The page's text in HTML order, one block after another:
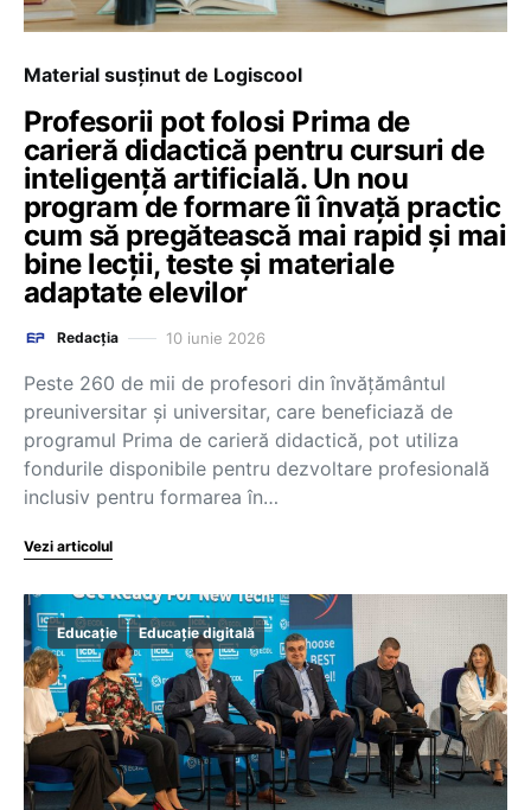
Material susținut de Logiscool
Profesorii pot folosi Prima de
carieră didactică pentru cursuri de
inteligență artificială. Un nou
program de formare îi învață practic
cum să pregătească mai rapid și mai
bine lecții, teste și materiale
adaptate elevilor
Redacția 10 iunie 2026
Peste 260 de mii de profesori din învățământul
preuniversitar și universitar, care beneficiază de
programul Prima de carieră didactică, pot utiliza
fondurile disponibile pentru dezvoltare profesională
inclusiv pentru formarea în…
Vezi articolul
Educație Educație digitală